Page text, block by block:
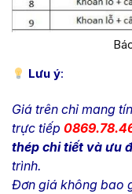
Lưu ý:
Giá trên chỉ mang
trực tiếp
thép chi tiết và ưu
trình.
Đơn giá không bao